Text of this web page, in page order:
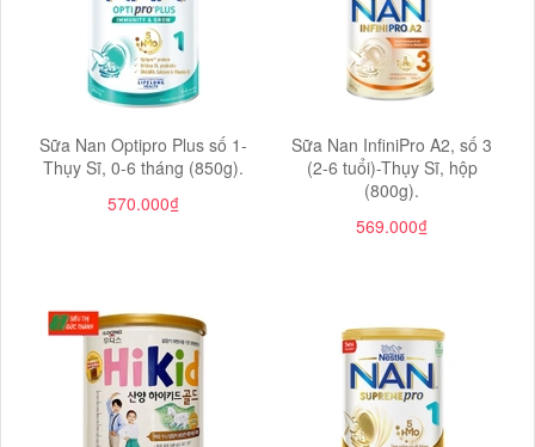
Sữa Nan Optipro Plus số 1-
Thụy Sĩ, 0-6 tháng (850g).
570.000₫
Sữa Nan InfiniPro A2, số 3
(2-6 tuổi)-Thụy Sĩ, hộp
(800g).
569.000₫